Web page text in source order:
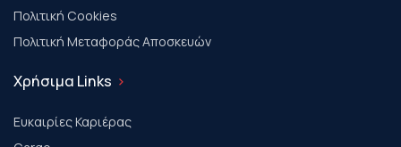
Πολιτική Cookies
Πολιτική Μεταφοράς Αποσκευών
Χρήσιμα Links
Ευκαιρίες Καριέρας